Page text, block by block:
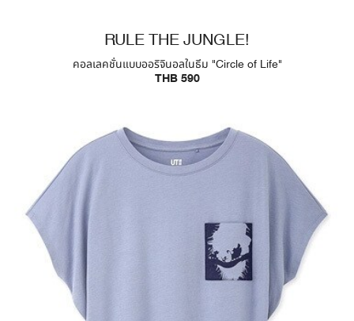
RULE THE JUNGLE!
คอลเลคชั่นแบบออริจินอลในธีม "Circle of Life"
THB 590